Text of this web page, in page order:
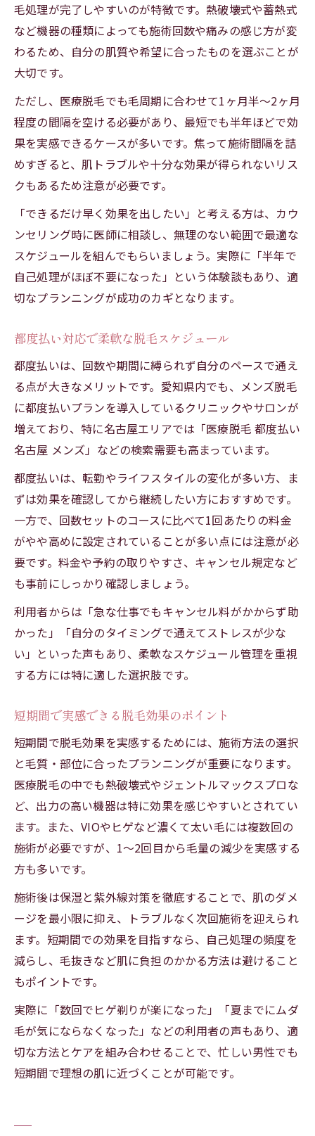
毛処理が完了しやすいのが特徴です。熱破壊式や蓄熱式
など機器の種類によっても施術回数や痛みの感じ方が変
わるため、自分の肌質や希望に合ったものを選ぶことが
大切です。
ただし、医療脱毛でも毛周期に合わせて1ヶ月半～2ヶ月
程度の間隔を空ける必要があり、最短でも半年ほどで効
果を実感できるケースが多いです。焦って施術間隔を詰
めすぎると、肌トラブルや十分な効果が得られないリス
クもあるため注意が必要です。
「できるだけ早く効果を出したい」と考える方は、カウ
ンセリング時に医師に相談し、無理のない範囲で最適な
スケジュールを組んでもらいましょう。実際に「半年で
自己処理がほぼ不要になった」という体験談もあり、適
切なプランニングが成功のカギとなります。
都度払い対応で柔軟な脱毛スケジュール
都度払いは、回数や期間に縛られず自分のペースで通え
る点が大きなメリットです。愛知県内でも、メンズ脱毛
に都度払いプランを導入しているクリニックやサロンが
増えており、特に名古屋エリアでは「医療脱毛 都度払い
名古屋 メンズ」などの検索需要も高まっています。
都度払いは、転勤やライフスタイルの変化が多い方、ま
ずは効果を確認してから継続したい方におすすめです。
一方で、回数セットのコースに比べて1回あたりの料金
がやや高めに設定されていることが多い点には注意が必
要です。料金や予約の取りやすさ、キャンセル規定など
も事前にしっかり確認しましょう。
利用者からは「急な仕事でもキャンセル料がかからず助
かった」「自分のタイミングで通えてストレスが少な
い」といった声もあり、柔軟なスケジュール管理を重視
する方には特に適した選択肢です。
短期間で実感できる脱毛効果のポイント
短期間で脱毛効果を実感するためには、施術方法の選択
と毛質・部位に合ったプランニングが重要になります。
医療脱毛の中でも熱破壊式やジェントルマックスプロな
ど、出力の高い機器は特に効果を感じやすいとされてい
ます。また、VIOやヒゲなど濃くて太い毛には複数回の
施術が必要ですが、1〜2回目から毛量の減少を実感する
方も多いです。
施術後は保湿と紫外線対策を徹底することで、肌のダメ
ージを最小限に抑え、トラブルなく次回施術を迎えられ
ます。短期間での効果を目指すなら、自己処理の頻度を
減らし、毛抜きなど肌に負担のかかる方法は避けること
もポイントです。
実際に「数回でヒゲ剃りが楽になった」「夏までにムダ
毛が気にならなくなった」などの利用者の声もあり、適
切な方法とケアを組み合わせることで、忙しい男性でも
短期間で理想の肌に近づくことが可能です。